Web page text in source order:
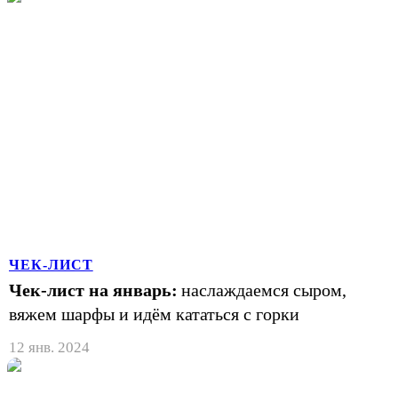
ЧЕК-ЛИСТ
Чек-лист на январь: наслаждаемся сыром,
вяжем шарфы и идём кататься с горки
12 янв. 2024